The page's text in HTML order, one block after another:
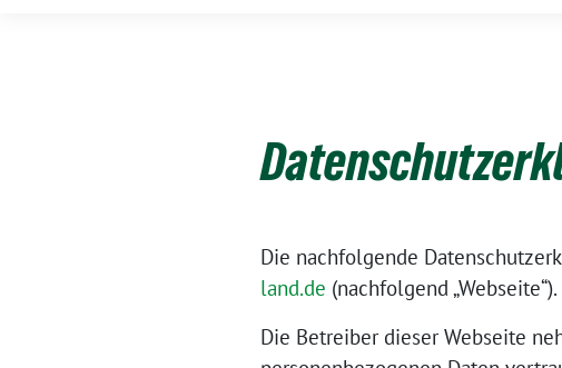
Die nachfolgende
land.de (nachfolgend „Webseite“).
Die Betreiber dieser Webseite